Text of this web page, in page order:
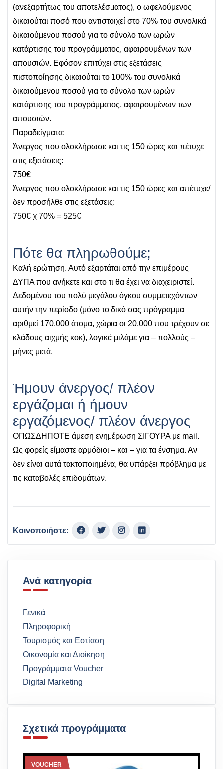
(ανεξαρτήτως του αποτελέσματος), ο ωφελούμενος
δικαιούται ποσό που αντιστοιχεί στο 70% του συνολικά
δικαιούμενου ποσού για το σύνολο των ωρών
κατάρτισης του προγράμματος, αφαιρουμένων των
απουσιών. Εφόσον επιτύχει στις εξετάσεις
πιστοποίησης δικαιούται το 100% του συνολικά
δικαιούμενου ποσού για το σύνολο των ωρών
κατάρτισης του προγράμματος, αφαιρουμένων των
απουσιών.
Παραδείγματα:
Άνεργος που ολοκλήρωσε και τις 150 ώρες και πέτυχε
στις εξετάσεις:
750€
Άνεργος που ολοκλήρωσε και τις 150 ώρες και απέτυχε/
δεν προσήλθε στις εξετάσεις:
750€ χ 70% = 525€
Πότε θα πληρωθούμε;
Καλή ερώτηση. Αυτό εξαρτάται από την επιμέρους
ΔΥΠΑ που ανήκετε και στο τι θα έχει να διαχειριστεί.
Δεδομένου του πολύ μεγάλου όγκου συμμετεχόντων
αυτήν την περίοδο (μόνο το δικό σας πρόγραμμα
αριθμεί 170,000 άτομα, χώρια οι 20,000 που τρέχουν σε
κλάδους αιχμής κοκ), λογικά μιλάμε για – πολλούς –
μήνες μετά.
Ήμουν άνεργος/ πλέον
εργάζομαι ή ήμουν
εργαζόμενος/ πλέον άνεργος
ΟΠΩΣΔΗΠΟΤΕ άμεση ενημέρωση ΣΙΓΟΥΡΑ με mail.
Ως φορείς είμαστε αρμόδιοι – και – για τα ένσημα. Αν
δεν είναι αυτά τακτοποιημένα, θα υπάρξει πρόβλημα με
τις καταβολές επιδομάτων.
Κοινοποιήστε:
Ανά κατηγορία
Γενικά
Πληροφορική
Τουρισμός και Εστίαση
Οικονομία και Διοίκηση
Προγράμματα Voucher
Digital Marketing
Σχετικά προγράμματα
VOUCHER